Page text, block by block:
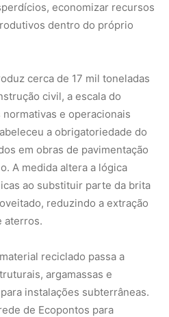
economizar recursos
dentro do próprio
cerca de 17 mil toneladas
civil, a escala do
e operacionais
a obrigatoriedade do
em obras de pavimentação
A medida altera a lógica
ao substituir parte da brita
reduzindo a extração
aterros.
reciclado passa a
argamassas e
instalações subterrâneas.
de Ecopontos para